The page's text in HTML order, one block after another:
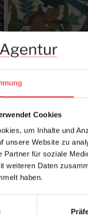
Cookies
um Inhalte und
unsere Website zu
Partner für soziale
weiteren Daten
haben.